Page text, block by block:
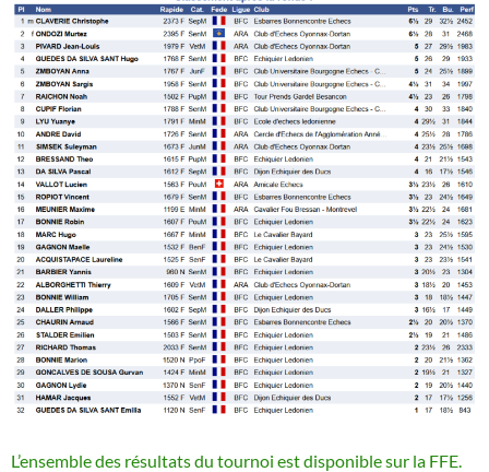
L’ensemble des résultats du tournoi est disponible sur la FFE.